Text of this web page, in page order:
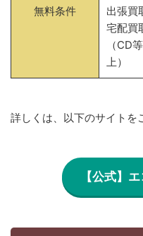
無料条件
出張買
宅配買
（CD
上）
詳しくは、以下のサイトを
【公式】